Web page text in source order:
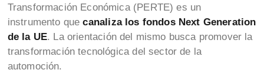
Transformación Económica (PERTE) es un
instrumento quecanaliza los fondos Next Generation
de la UE. La orientación del mismo busca promover la
transformación tecnológica del sector de la
automoción.